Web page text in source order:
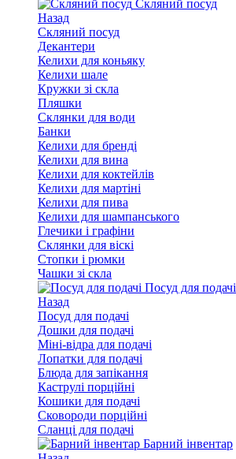
Скляний посуд
Назад
Скляний посуд
Декантери
Келихи для коньяку
Келихи шале
Кружки зі скла
Пляшки
Склянки для води
Банки
Келихи для бренді
Келихи для вина
Келихи для коктейлів
Келихи для мартіні
Келихи для пива
Келихи для шампанського
Глечики і графіни
Склянки для віскі
Стопки і рюмки
Чашки зі скла
Посуд для подачі
Назад
Посуд для подачі
Дошки для подачі
Міні-відра для подачі
Лопатки для подачі
Блюда для запікання
Каструлі порційні
Кошики для подачі
Сковороди порційні
Сланці для подачі
Барний інвентар